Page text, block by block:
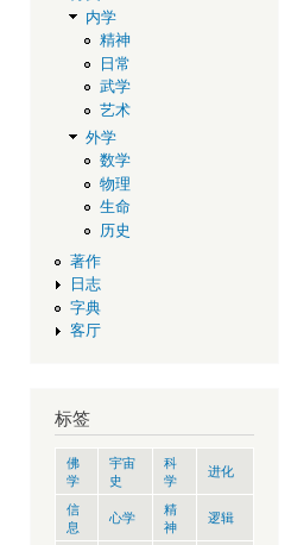
内学
精神
日常
武学
艺术
外学
数学
物理
生命
历史
著作
日志
字典
客厅
标签
佛
学
宇宙
史
科
学
进化
信
息
心学
精
神
逻辑